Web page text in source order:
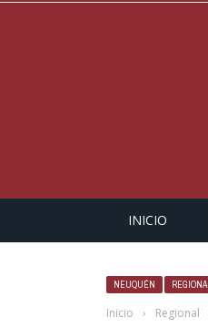
INICIO
NEUQUÉN
Inicio › Regional